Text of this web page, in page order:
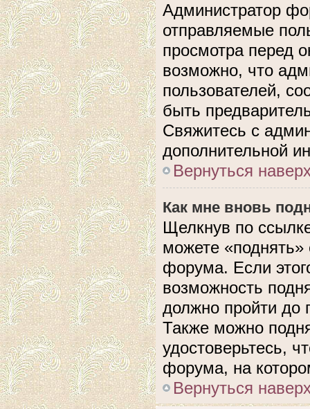
Администратор
отправляемые
просмотра перед
возможно, что
пользователей,
быть
Свяжитесь с
дополнительной
Вернуться
Как мне вновь
Щелкнув по
можете
форума. Если
возможность
должно пройти до
Также можно
удостоверьтесь,
форума, на
Вернуться